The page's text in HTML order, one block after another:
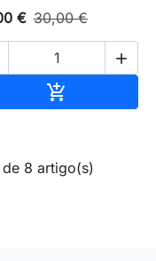
€ 30,00 €


8 artigo(s)